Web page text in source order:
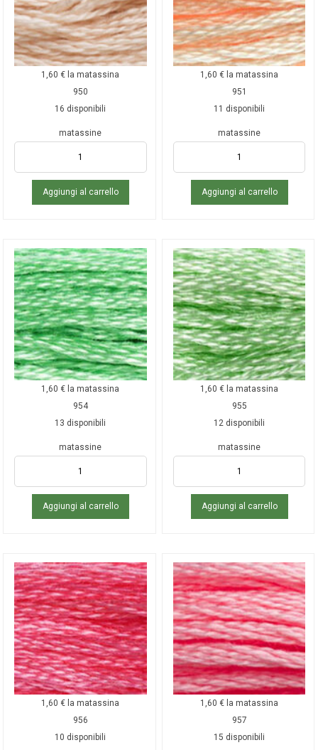
1,60€ la matassina
950
16 disponibili
matassine
Aggiungi al carrello
1,60€ la matassina
951
11 disponibili
matassine
Aggiungi al carrello
1,60€ la matassina
954
13 disponibili
matassine
Aggiungi al carrello
1,60€ la matassina
955
12 disponibili
matassine
Aggiungi al carrello
1,60€ la matassina
956
10 disponibili
1,60€ la matassina
957
15 disponibili